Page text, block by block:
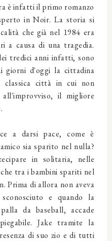
è infatti il primo romanzo
in Noir. La storia si
che già nel 1984 era
a causa di una tragedia.
tredici anni infatti, sono
giorni d'oggi la cittadina
classica città in cui non
il migliore
a darsi pace, come è
sia sparito nel nulla?
in solitaria, nelle
tra i bambini spariti nel
Prima di allora non aveva
e quando la
da baseball, accade
Jake tramite la
di suo zio e di tutti